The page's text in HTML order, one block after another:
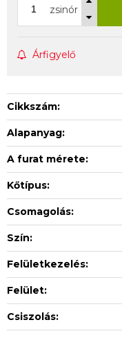
zsinór
Árfigyelő
Cikkszám:
Alapanyag:
A furat mérete:
Kőtípus:
Csomagolás:
Szín:
Felületkezelés:
Felület:
Csiszolás: